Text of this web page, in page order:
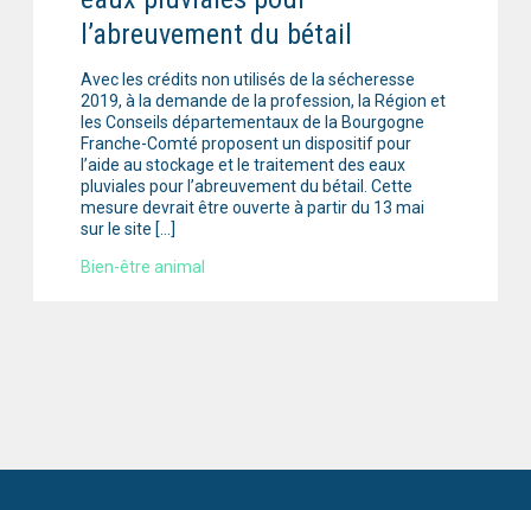
l’abreuvement du bétail
Avec les crédits non utilisés de la sécheresse
2019, à la demande de la profession, la Région et
les Conseils départementaux de la Bourgogne
Franche-Comté proposent un dispositif pour
l’aide au stockage et le traitement des eaux
pluviales pour l’abreuvement du bétail. Cette
mesure devrait être ouverte à partir du 13 mai
sur le site […]
Bien-être animal